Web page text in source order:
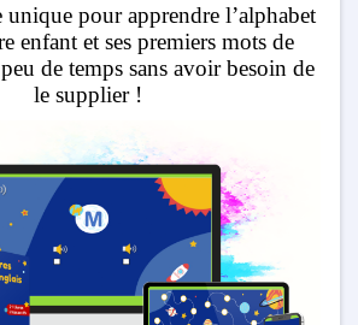
pour apprendre l’alphabet
enfant et ses premiers mots de
de temps sans avoir besoin de
le supplier !